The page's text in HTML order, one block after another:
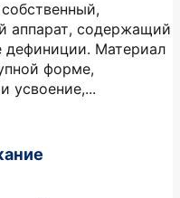
аппарат, содержащий
дефиниции. Материал
форме,
усвоение,...